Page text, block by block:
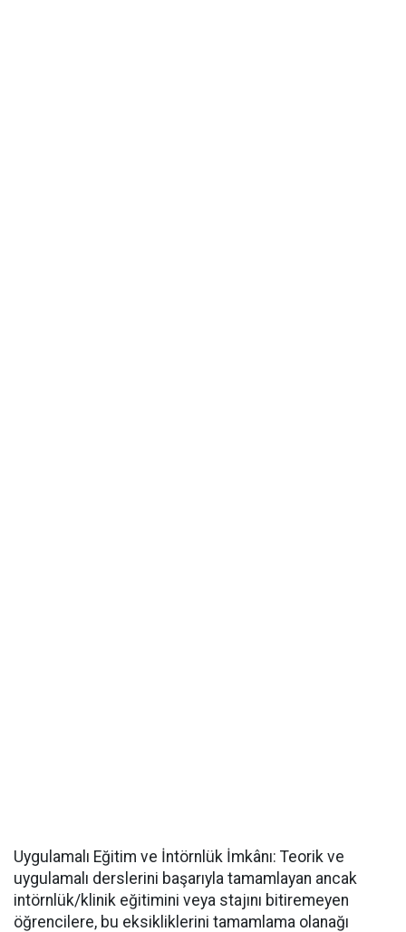
​Uygulamalı Eğitim ve İntörnlük İmkânı: Teorik ve
uygulamalı derslerini başarıyla tamamlayan ancak
intörnlük/klinik eğitimini veya stajını bitiremeyen
öğrencilere, bu eksikliklerini tamamlama olanağı